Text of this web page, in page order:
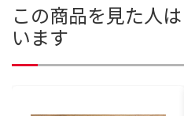
この商品を見た人
います